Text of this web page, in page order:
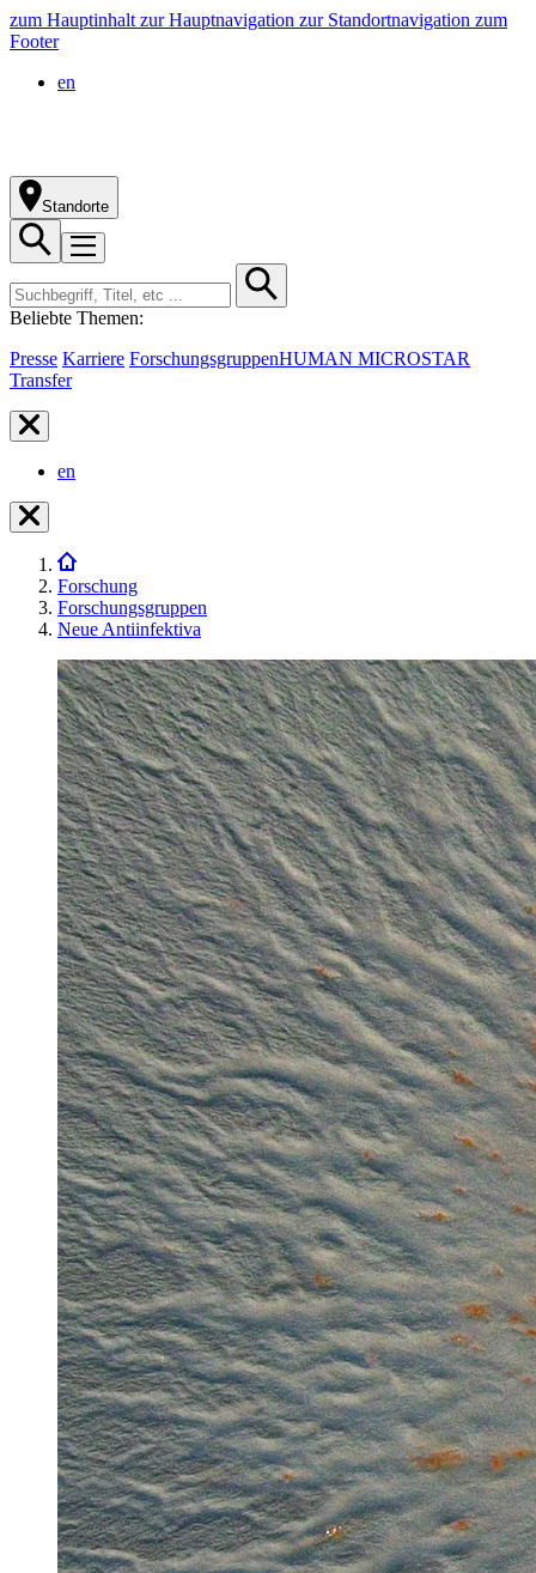
zum Hauptinhalt zur Hauptnavigation zur Standortnavigation zum
Footer
en
Standorte
Beliebte Themen:
Presse Karriere ForschungsgruppenHUMAN MICROSTAR
Transfer
en
Forschung
Forschungsgruppen
Neue Antiinfektiva